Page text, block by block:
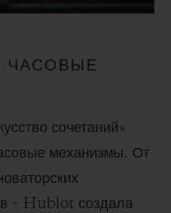
ЧАСОВЫЕ
сочетаний»
механизмы. От
– Hublot создала